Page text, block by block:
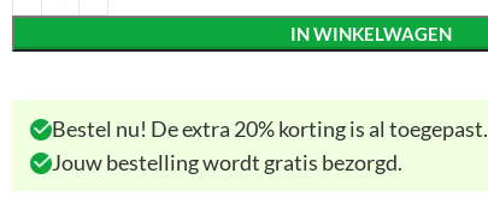
IN WINKELWAGEN
Bestel nu! De extra 20% korting is al toegepast.
Jouw bestelling wordt gratis bezorgd.